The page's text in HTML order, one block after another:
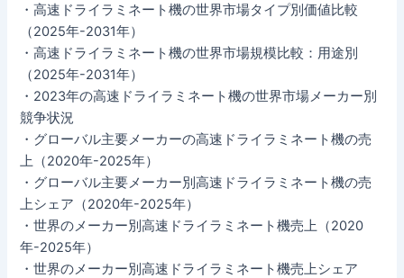
・高速ドライラミネート機の世界市場タイプ別価値比較
（2025年-2031年）
・高速ドライラミネート機の世界市場規模比較：用途別
（2025年-2031年）
・2023年の高速ドライラミネート機の世界市場メーカー別
競争状況
・グローバル主要メーカーの高速ドライラミネート機の売
上（2020年-2025年）
・グローバル主要メーカー別高速ドライラミネート機の売
上シェア（2020年-2025年）
・世界のメーカー別高速ドライラミネート機売上（2020
年-2025年）
・世界のメーカー別高速ドライラミネート機売上シェア